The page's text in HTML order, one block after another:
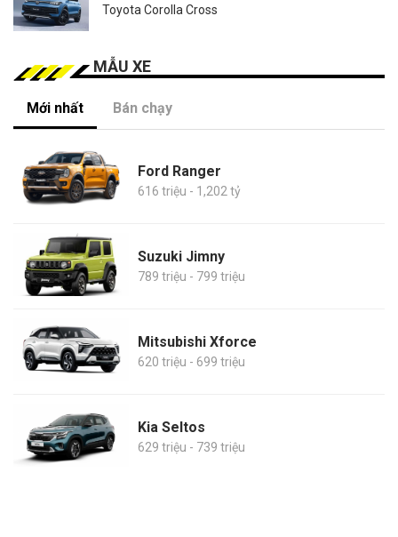
Toyota Corolla Cross
MẪU XE
Mới nhất Bán chạy
Ford Ranger
616 triệu - 1,202 tỷ
Suzuki Jimny
789 triệu - 799 triệu
Mitsubishi Xforce
620 triệu - 699 triệu
Kia Seltos
629 triệu - 739 triệu